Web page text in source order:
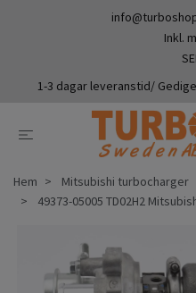
Inkl.
1-3 dagar leveranstid/
Hem
Mitsubishi turbocharger
49373-05005 TD02H2